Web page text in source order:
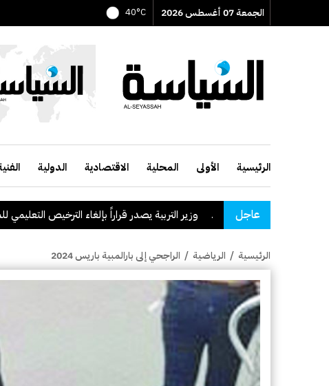
الجمعة 07 أغسطس 2026 40°C
الرئيسية الأولى المحلية الاقتصادية الدولية
عاجل وزير التربية يصدر قراراً بإلغاء الترخيص التعليمي للمدرسة
الرئيسية / الرياضية / الراجحي إلى بارالمبية باريس 2024